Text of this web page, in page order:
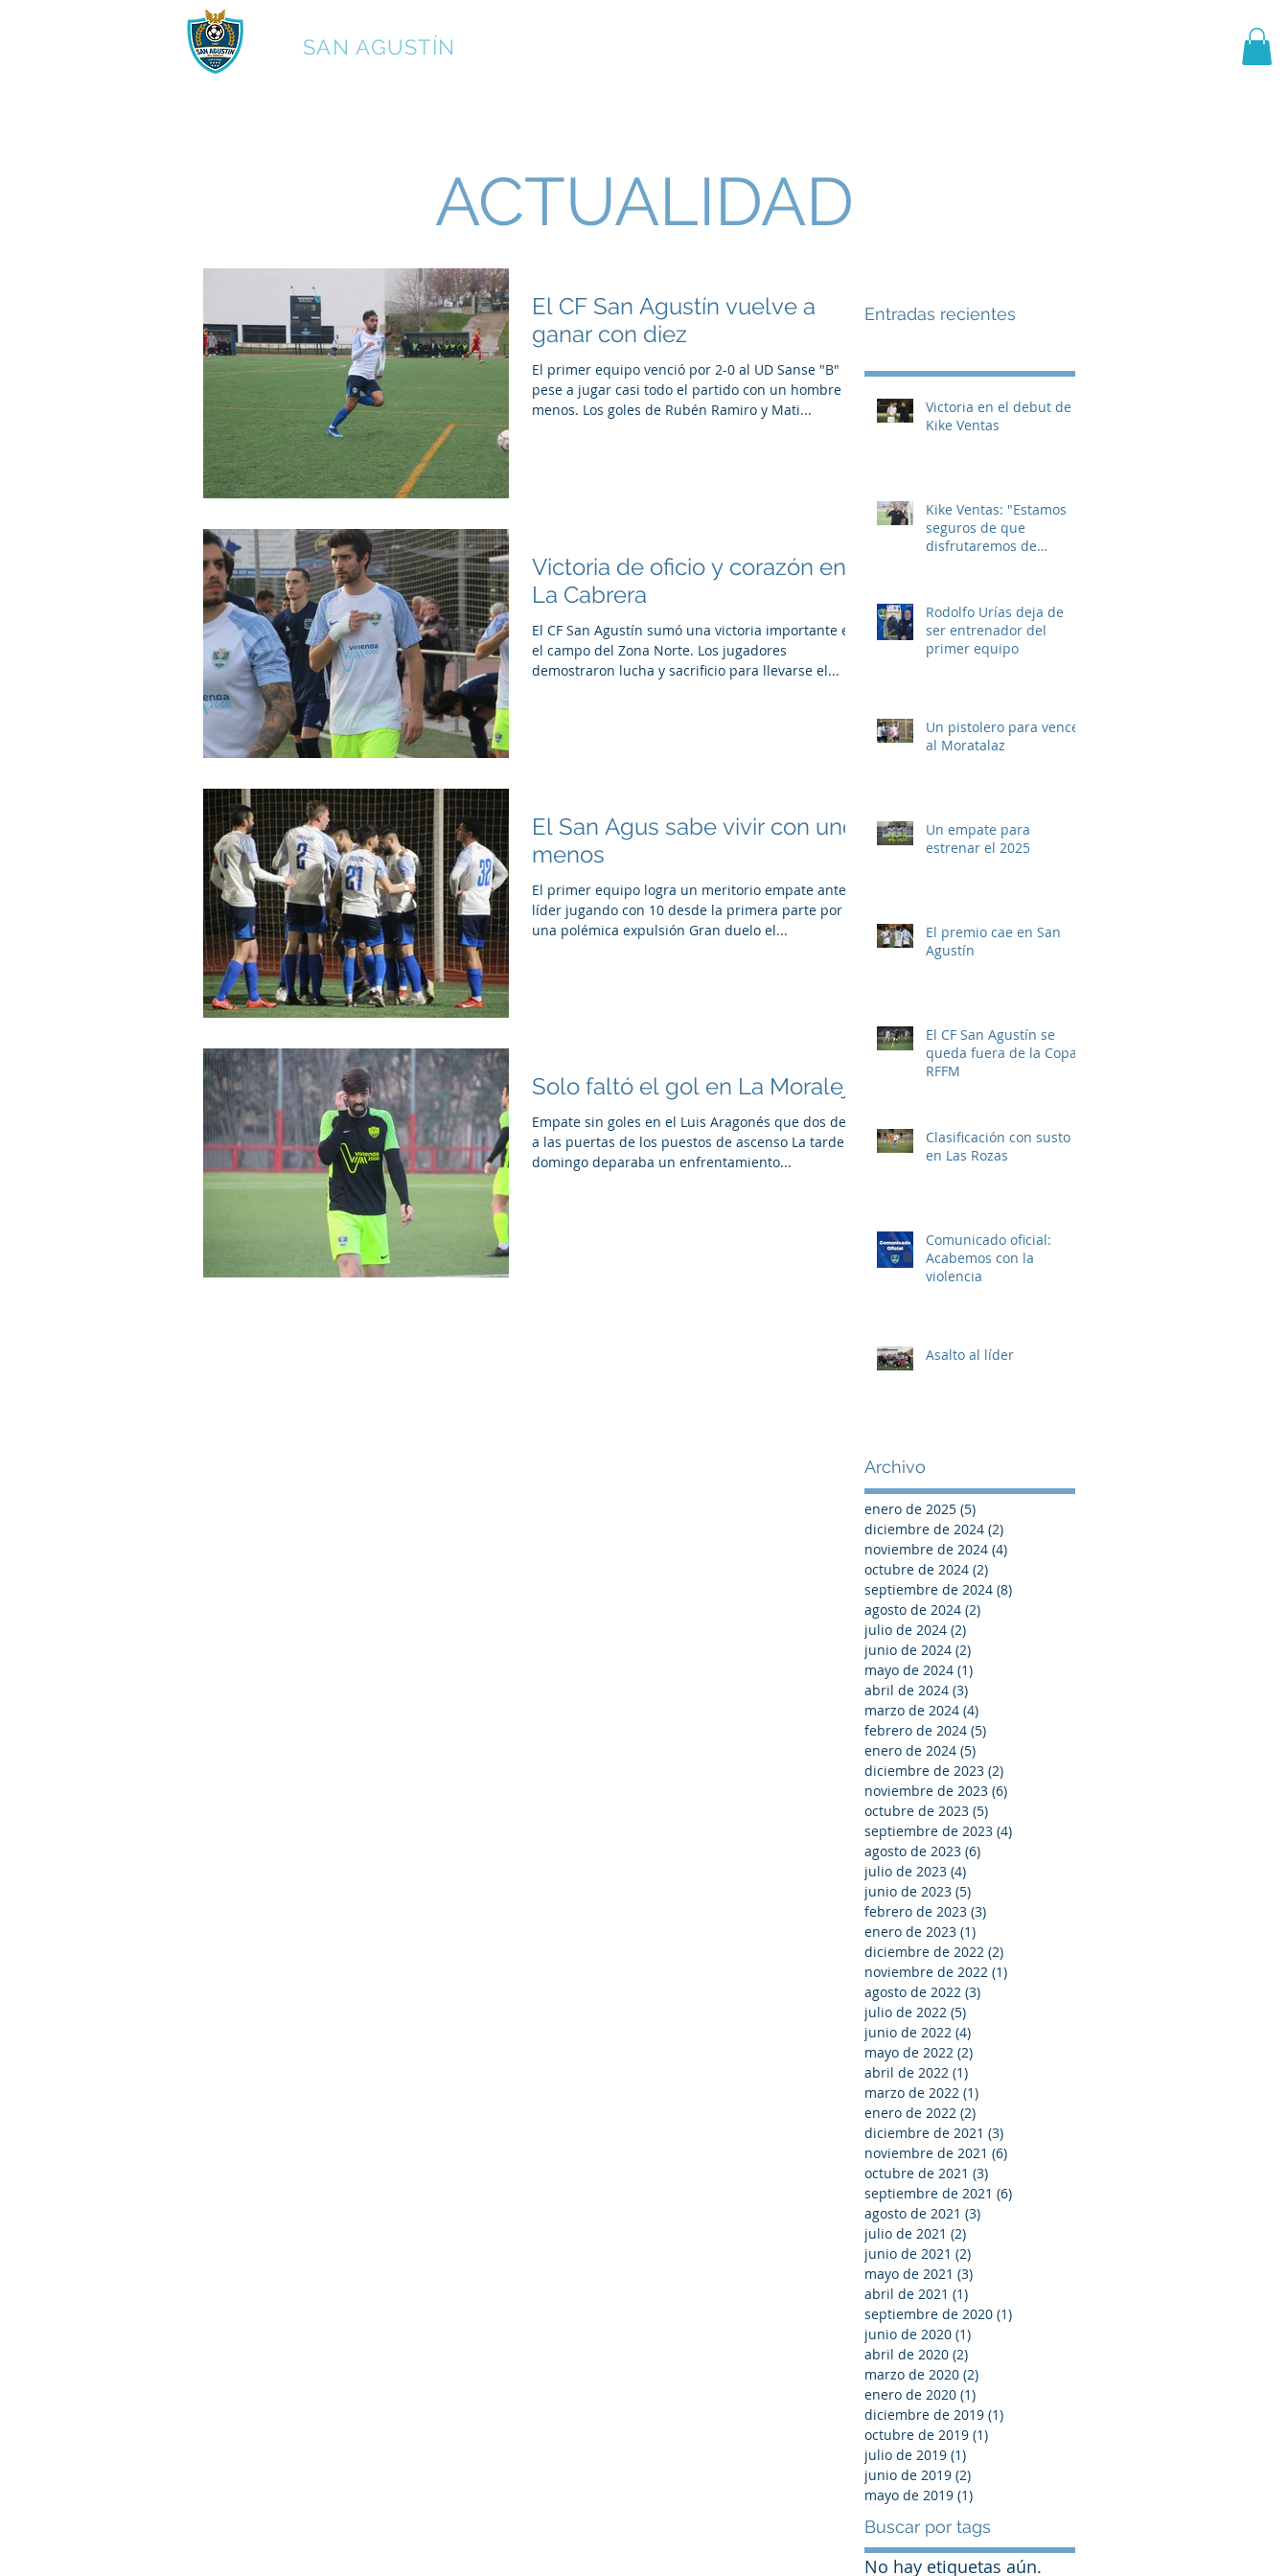
SAN AGUSTÍN
ACTUALIDAD
El CF San Agustín vuelve a
ganar con diez
El primer equipo venció por 2-0 al UD Sanse "B"
pese a jugar casi todo el partido con un hombre
menos. Los goles de Rubén Ramiro y Mati...
Victoria de oficio y corazón en
La Cabrera
El CF San Agustín sumó una victoria importante en
el campo del Zona Norte. Los jugadores
demostraron lucha y sacrificio para llevarse el...
El San Agus sabe vivir con uno
menos
El primer equipo logra un meritorio empate ante el
líder jugando con 10 desde la primera parte por
una polémica expulsión Gran duelo el...
Solo faltó el gol en La Moraleja
Empate sin goles en el Luis Aragonés que dos deja
a las puertas de los puestos de ascenso La tarde del
domingo deparaba un enfrentamiento...
Entradas recientes
Victoria en el debut de
Kike Ventas
Kike Ventas: "Estamos
seguros de que
disfrutaremos de
Rodolfo Urías deja de
ser entrenador del
primer equipo
Un pistolero para vencer
al Moratalaz
Un empate para
estrenar el 2025
El premio cae en San
Agustín
El CF San Agustín se
queda fuera de la Copa
RFFM
Clasificación con susto
en Las Rozas
Comunicado oficial:
Acabemos con la
violencia
Asalto al líder
Archivo
enero de 2025 (5)
diciembre de 2024 (2)
noviembre de 2024 (4)
octubre de 2024 (2)
septiembre de 2024 (8)
agosto de 2024 (2)
julio de 2024 (2)
junio de 2024 (2)
mayo de 2024 (1)
abril de 2024 (3)
marzo de 2024 (4)
febrero de 2024 (5)
enero de 2024 (5)
diciembre de 2023 (2)
noviembre de 2023 (6)
octubre de 2023 (5)
septiembre de 2023 (4)
agosto de 2023 (6)
julio de 2023 (4)
junio de 2023 (5)
febrero de 2023 (3)
enero de 2023 (1)
diciembre de 2022 (2)
noviembre de 2022 (1)
agosto de 2022 (3)
julio de 2022 (5)
junio de 2022 (4)
mayo de 2022 (2)
abril de 2022 (1)
marzo de 2022 (1)
enero de 2022 (2)
diciembre de 2021 (3)
noviembre de 2021 (6)
octubre de 2021 (3)
septiembre de 2021 (6)
agosto de 2021 (3)
julio de 2021 (2)
junio de 2021 (2)
mayo de 2021 (3)
abril de 2021 (1)
septiembre de 2020 (1)
junio de 2020 (1)
abril de 2020 (2)
marzo de 2020 (2)
enero de 2020 (1)
diciembre de 2019 (1)
octubre de 2019 (1)
julio de 2019 (1)
junio de 2019 (2)
mayo de 2019 (1)
Buscar por tags
No hay etiquetas aún.